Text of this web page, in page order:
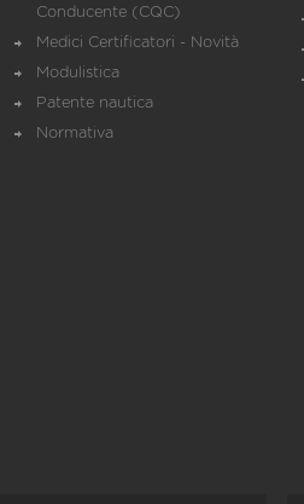
Conducente (CQC)
Medici Certificatori - Novità
Modulistica
Patente nautica
Normativa